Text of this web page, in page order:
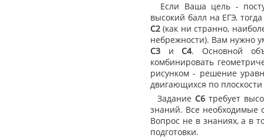
Если Ваша цель -
высокий балл на ЕГЭ,
С2 (как ни странно,
небрежности). Вам нужно
С3 иС4. Основной
комбинировать
рисунком - решение
двигающихся по
Задание С6требует
знаний. Все необходимые
Вопрос не в знаниях, а в
подготовки.